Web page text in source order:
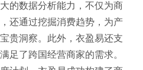
的数据分析能力，不仅为商
还通过挖掘消费趋势，为产
贵洞察。此外，衣盈易还支
足了跨国经营商家的需求。